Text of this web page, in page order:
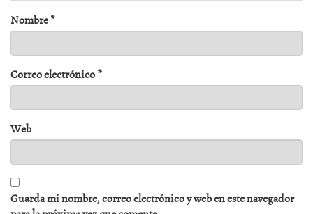
Nombre*
Correo electrónico*
Web
Guarda mi nombre, correo electrónico y web en este navegador